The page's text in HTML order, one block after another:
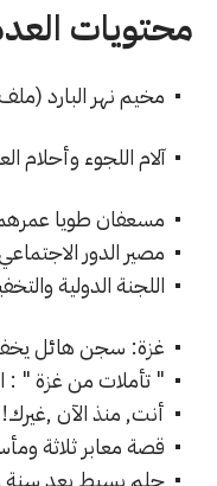
محتويات
مخيم نهر البارد
آلام اللجوء وأحلام
مسعفان طويا
مصير الدور
اللجنة الدولية
غزة: سجن هائل
" تأملات من غزة " :
أنت, منذ الآن ,غيرك!
قصة معابر ثلاثة
حلم بسيط بعد سنة